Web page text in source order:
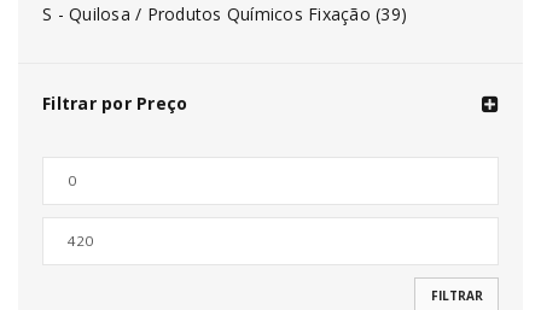
S - Quilosa / Produtos Químicos Fixação (39)
Filtrar por Preço
FILTRAR